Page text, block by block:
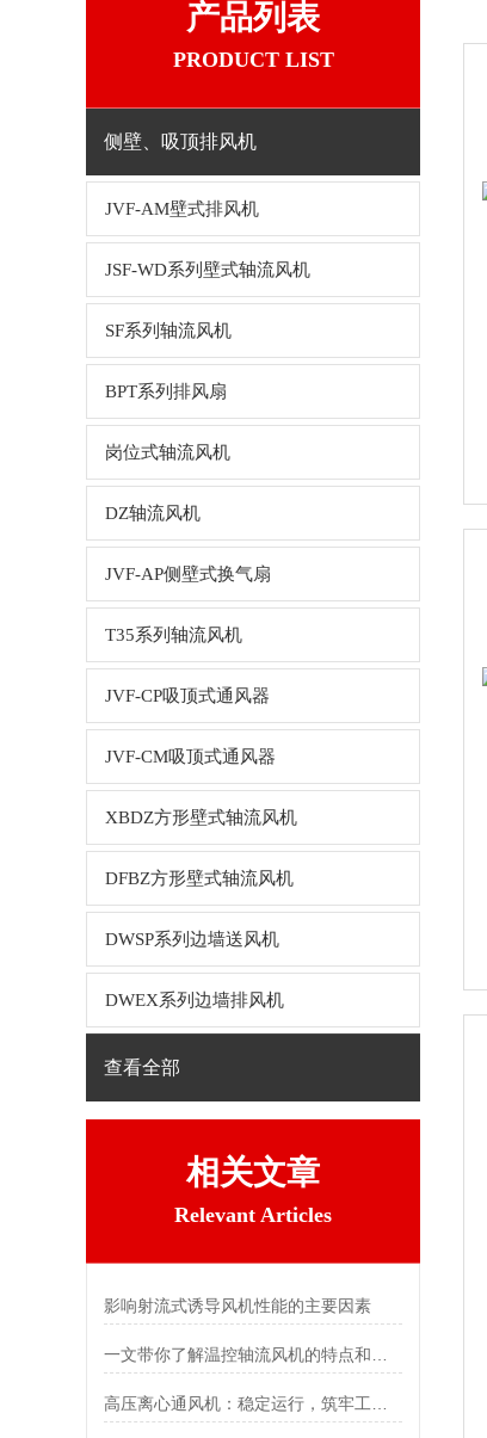
产品列表
PRODUCT LIST
侧壁、吸顶排风机
JVF-AM壁式排风机
JSF-WD系列壁式轴流风机
SF系列轴流风机
BPT系列排风扇
岗位式轴流风机
DZ轴流风机
JVF-AP侧壁式换气扇
T35系列轴流风机
JVF-CP吸顶式通风器
JVF-CM吸顶式通风器
XBDZ方形壁式轴流风机
DFBZ方形壁式轴流风机
DWSP系列边墙送风机
DWEX系列边墙排风机
查看全部
相关文章
Relevant Articles
影响射流式诱导风机性能的主要因素